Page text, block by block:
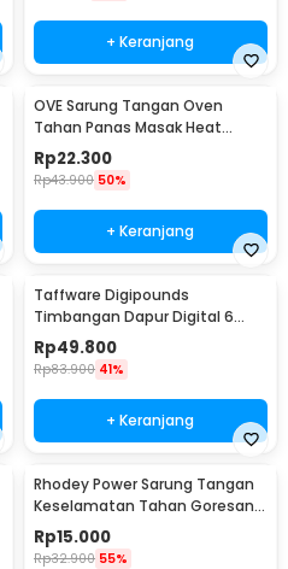
+ Keranjang
OVE Sarung Tangan Oven
Tahan Panas Masak Heat
Resistant Gloves - 540F
Rp22.300
Rp43.900 50%
+ Keranjang
Taffware Digipounds
Timbangan Dapur Digital 6
Satuan 1kg 0.1g - i2000
Rp49.800
Rp83.900 41%
+ Keranjang
Rhodey Power Sarung Tangan
Keselamatan Tahan Goresan
Pisau - EN388
Rp15.000
Rp32.900 55%